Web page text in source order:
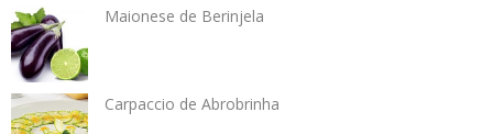
Maionese de Berinjela
Carpaccio de Abrobrinha